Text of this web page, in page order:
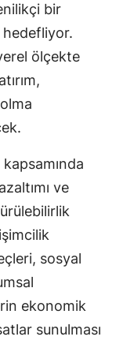
bir
hedefliyor.
ölçekte
ve
sosyal
ekonomik
sunulması